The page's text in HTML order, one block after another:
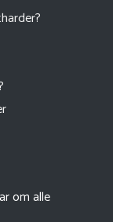
om alle